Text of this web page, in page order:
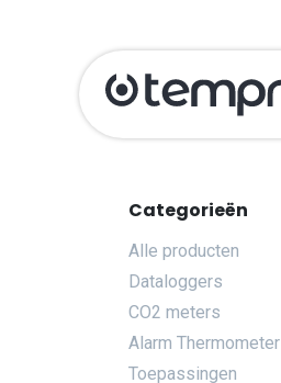
Overslaan naar inhoud
Categorieën
Alle producten
Dataloggers
CO2 meters
Alarm Thermometer
Toepassingen